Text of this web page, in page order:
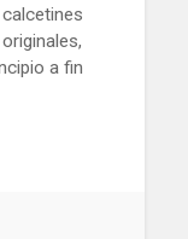
a fin